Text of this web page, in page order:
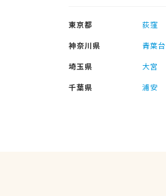
東京都 荻窪
神奈川県
青葉台
埼玉県
大宮
千葉県
浦安